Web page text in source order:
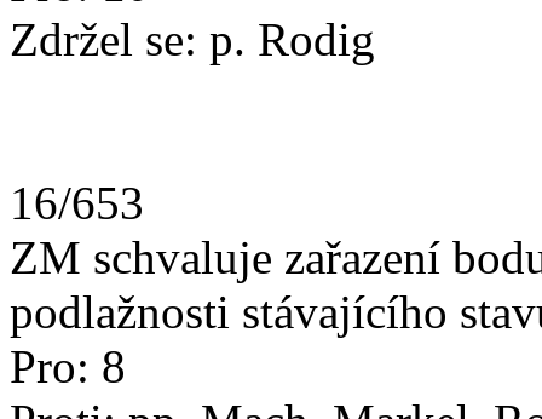
Zdržel se: p. Rodig
16/653
ZM schvaluje zařazení
podlažnosti stávajícího
Pro: 8